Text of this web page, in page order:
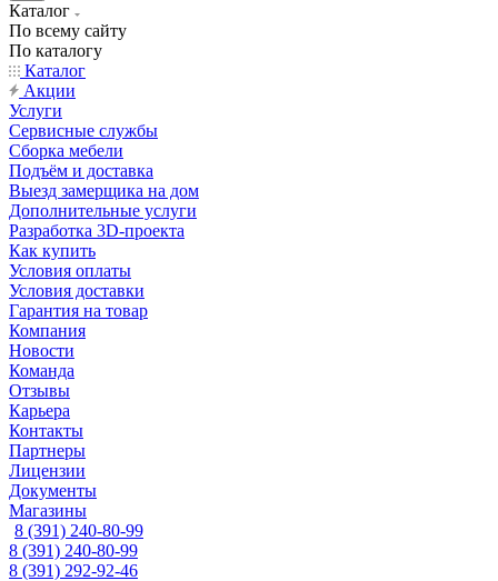
Каталог
По всему сайту
По каталогу
Каталог
Акции
Услуги
Сервисные службы
Сборка мебели
Подъём и доставка
Выезд замерщика на дом
Дополнительные услуги
Разработка 3D-проекта
Как купить
Условия оплаты
Условия доставки
Гарантия на товар
Компания
Новости
Команда
Отзывы
Карьера
Контакты
Партнеры
Лицензии
Документы
Магазины
8 (391) 240-80-99
8 (391) 240-80-99
8 (391) 292-92-46